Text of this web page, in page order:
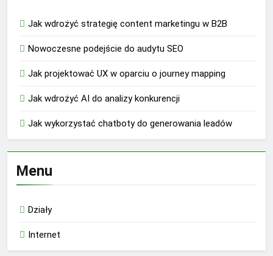
Jak wdrożyć strategię content marketingu w B2B
Nowoczesne podejście do audytu SEO
Jak projektować UX w oparciu o journey mapping
Jak wdrożyć AI do analizy konkurencji
Jak wykorzystać chatboty do generowania leadów
Menu
Działy
Internet